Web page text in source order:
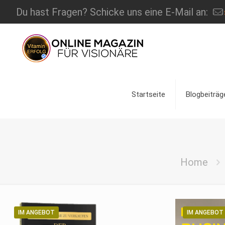
Du hast Fragen? Schicke uns eine E-Mail an:
Startseite
Home
IM ANGEBOT IM ANGEBOT